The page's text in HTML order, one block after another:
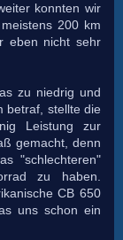
konnten wir
200 km
eben nicht sehr
zu niedrig und
betraf, stellte die
Leistung zur
gemacht, denn
"schlechteren"
zu haben.
CB 650
uns schon ein